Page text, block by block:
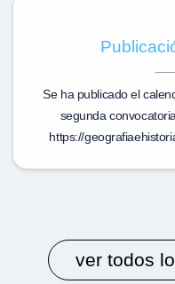
Se ha publicado el
segunda
ver todos